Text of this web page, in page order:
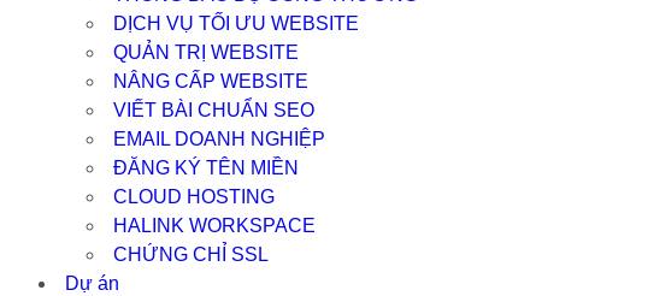
DỊCH VỤ TỐI ƯU WEBSITE
QUẢN TRỊ WEBSITE
NÂNG CẤP WEBSITE
VIẾT BÀI CHUẨN SEO
EMAIL DOANH NGHIỆP
ĐĂNG KÝ TÊN MIỀN
CLOUD HOSTING
HALINK WORKSPACE
CHỨNG CHỈ SSL
Dự án